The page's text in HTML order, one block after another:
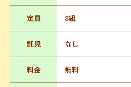
定員 8組
託児 なし
料金 無料